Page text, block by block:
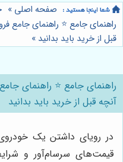
صفحه اصلی »
راهنمای جامع ⭐️ راهنمای جامع
قبل از خرید باید بدانید »
راهنمای جامع ⭐️ راهنمای
آنچه قبل از خرید باید بدانید
در رویای داشتن یک
قیمت‌های سرسام‌آور و